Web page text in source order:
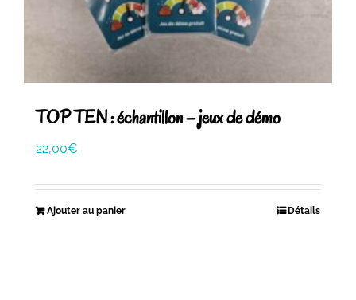
TOP TEN : échantillon – jeux de démo
22,00€
Ajouter au panier Détails